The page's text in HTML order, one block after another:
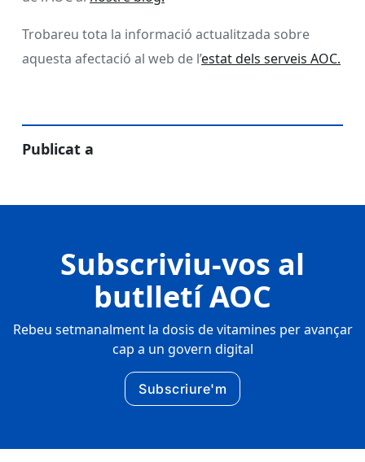
Trobareu tota la informació actualitzada sobre
aquesta afectació al web de l’estat dels serveis AOC.
Publicat a
Subscriviu-vos al
butlletí AOC
Rebeu setmanalment la dosis de vitamines per avançar
cap a un govern digital
Subscriure'm